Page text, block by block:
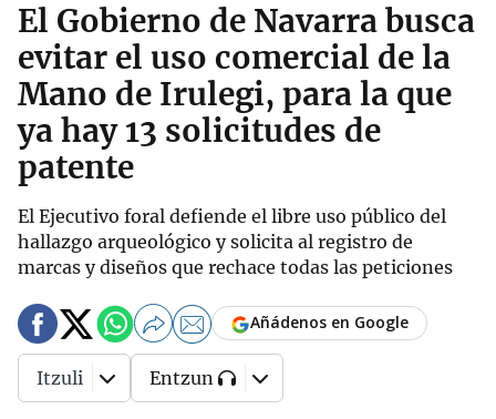
El Gobierno de Navarra busca
evitar el uso comercial de la
Mano de Irulegi, para la que
ya hay 13 solicitudes de
patente
El Ejecutivo foral defiende el libre uso público del
hallazgo arqueológico y solicita al registro de
marcas y diseños que rechace todas las peticiones
Añádenos en Google
Itzuli Entzun